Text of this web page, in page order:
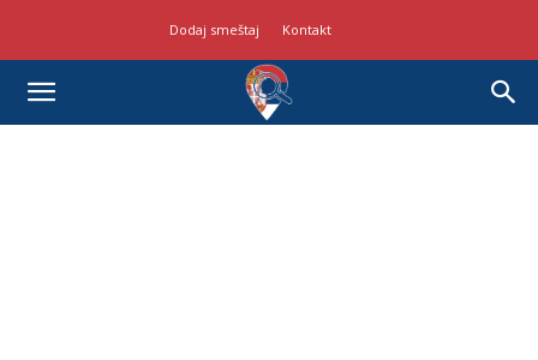
Dodaj smeštaj Kontakt